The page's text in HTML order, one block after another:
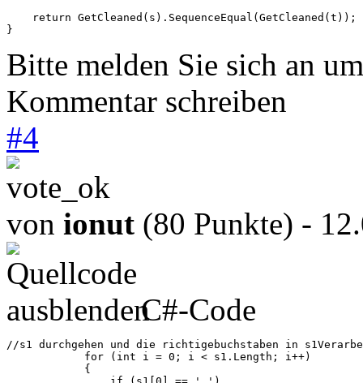
    return GetCleaned(s).SequenceEqual(GetCleaned(t));
Bitte melden Sie sich an
Kommentar schreiben
#4
von ionut (80 Punkte) -
C#-Code
//s1 durchgehen und die richtigebuchstaben in
            for (int i = 0; i < s1.Length; i++)
            {